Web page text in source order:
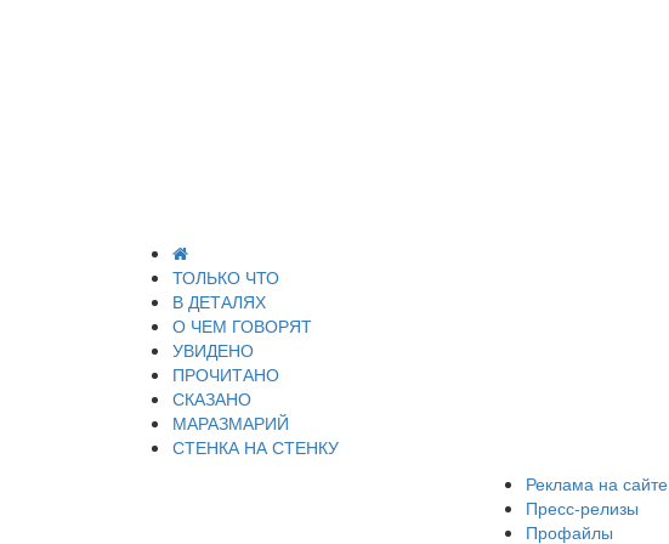
ТОЛЬКО ЧТО
В ДЕТАЛЯХ
О ЧЕМ ГОВОРЯТ
УВИДЕНО
ПРОЧИТАНО
СКАЗАНО
МАРАЗМАРИЙ
СТЕНКА НА СТЕНКУ
Реклама на сайте
Пресс-релизы
Профайлы